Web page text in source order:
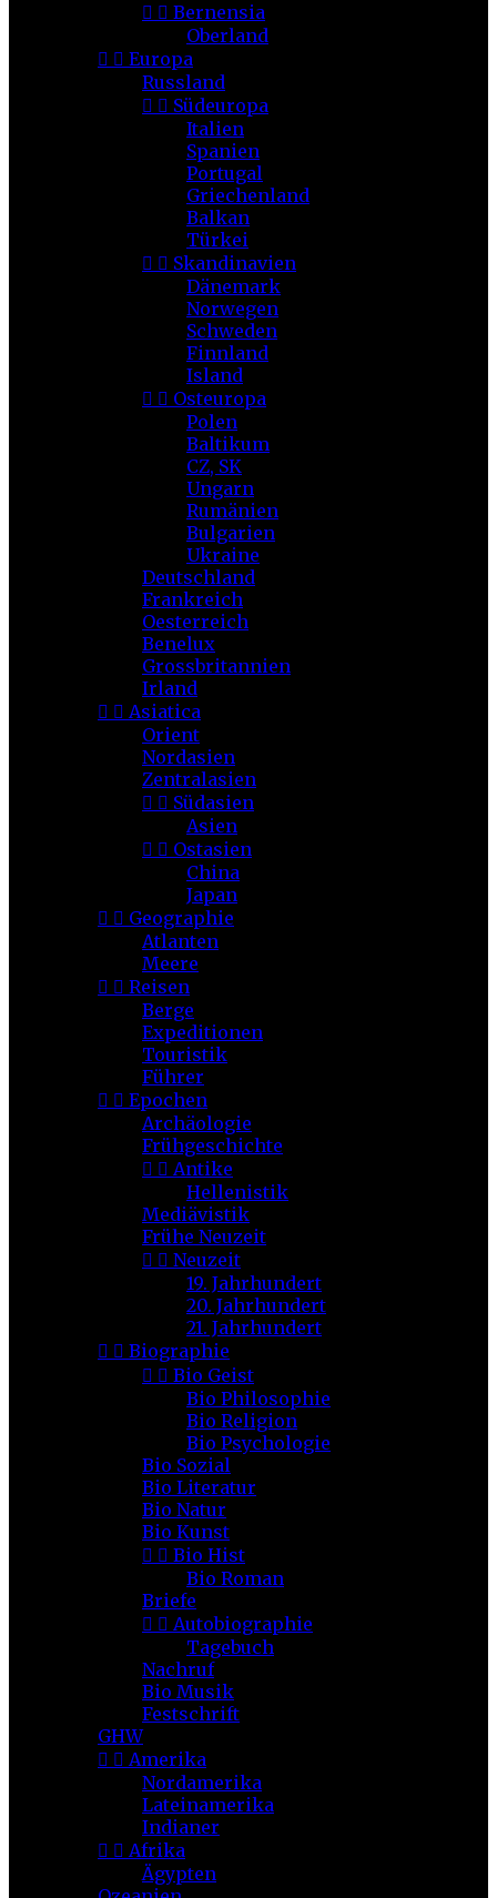
  Bernensia
Oberland
  Europa
Russland
  Südeuropa
Italien
Spanien
Portugal
Griechenland
Balkan
Türkei
  Skandinavien
Dänemark
Norwegen
Schweden
Finnland
Island
  Osteuropa
Polen
Baltikum
CZ, SK
Ungarn
Rumänien
Bulgarien
Ukraine
Deutschland
Frankreich
Oesterreich
Benelux
Grossbritannien
Irland
  Asiatica
Orient
Nordasien
Zentralasien
  Südasien
Asien
  Ostasien
China
Japan
  Geographie
Atlanten
Meere
  Reisen
Berge
Expeditionen
Touristik
Führer
  Epochen
Archäologie
Frühgeschichte
  Antike
Hellenistik
Mediävistik
Frühe Neuzeit
  Neuzeit
19. Jahrhundert
20. Jahrhundert
21. Jahrhundert
  Biographie
  Bio Geist
Bio Philosophie
Bio Religion
Bio Psychologie
Bio Sozial
Bio Literatur
Bio Natur
Bio Kunst
  Bio Hist
Bio Roman
Briefe
  Autobiographie
Tagebuch
Nachruf
Bio Musik
Festschrift
GHW
  Amerika
Nordamerika
Lateinamerika
Indianer
  Afrika
Ägypten